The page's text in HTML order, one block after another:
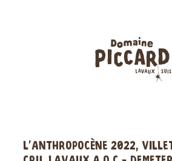
L’ANTHROPOCÈNE 2022,